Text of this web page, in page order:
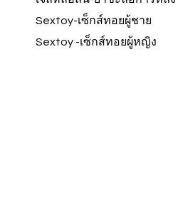
Sextoy-เซ็กส์ทอยผู้ชาย
Sextoy -เซ็กส์ทอยผู้หญิง